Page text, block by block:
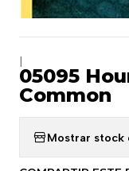
05095
Common
Mostrar stock